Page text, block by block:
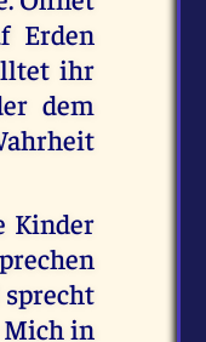
Erden
ihr
dem
Kinder
Mich in